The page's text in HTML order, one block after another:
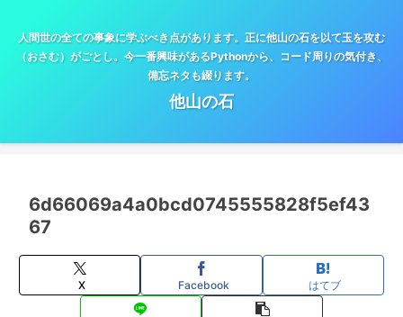
人間世の全ての事象に学ぶべき点があります。正に他山の石を以て玉を攻む
（おさむ）がごとし。今一番興味があるPythonから、コード周りの気付き、
備忘ネタも綴ります。
他山の石
6d66069a4a0bcd0745555828f5ef43
67
X Facebook はてブ